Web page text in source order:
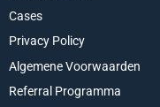
Cases
Privacy Policy
Algemene Voorwaarden
Referral Programma